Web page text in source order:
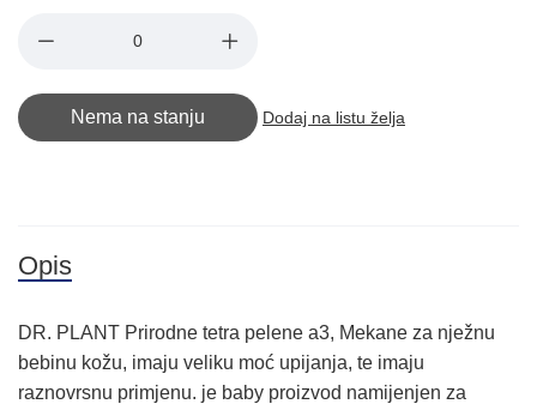
Nema na stanju Dodaj na listu želja
Opis
DR. PLANT Prirodne tetra pelene a3, Mekane za nježnu
bebinu kožu, imaju veliku moć upijanja, te imaju
raznovrsnu primjenu. je baby proizvod namijenjen za